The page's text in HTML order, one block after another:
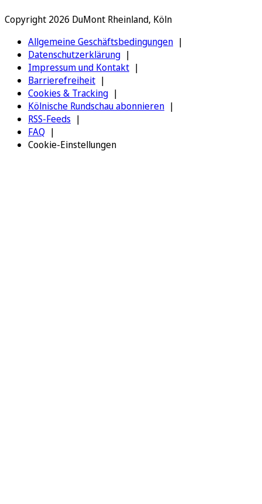
Copyright 2026 DuMont Rheinland, Köln
Allgemeine Geschäftsbedingungen
Datenschutzerklärung
Impressum und Kontakt
Barrierefreiheit
Cookies & Tracking
Kölnische Rundschau abonnieren
RSS-Feeds
FAQ
Cookie-Einstellungen